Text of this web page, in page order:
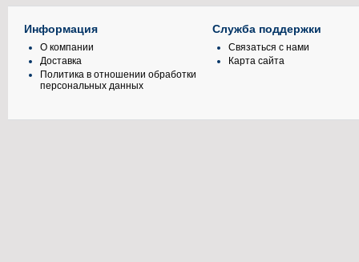
Информация
О компании
Доставка
Политика в отношении обработки
персональных данных
Служба поддержки
Связаться с нами
Карта сайта